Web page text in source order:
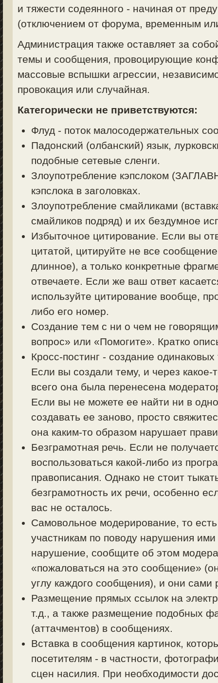
и тяжести содеянного - начиная от
(отключением от форума, временным
Администрация также оставляет за
темы и сообщения, провоцирующие
массовые вспышки агрессии,
провокация или случайная.
Категорически не приветствуются:
Флуд - поток малосодержательных
Падонский (олбанский) язык,
подобные сетевые сленги.
Злоупотребление кэпслоком
кэпслока в заголовках.
Злоупотребление смайликами
смайликов подряд) и их бездумное
Избыточное цитирование. Если вы
цитатой, цитируйте не все
длинное), а только конкретные
отвечаете. Если же ваш ответ
используйте цитирование вообще,
либо его номер.
Создание тем с ни о чем не
вопрос» или «Помогите». Кратко
Кросс-постинг - создание
Если вы создали тему, и через
всего она была перенесена
Если вы не можете ее найти ни в
создавать ее заново, просто
она каким-то образом нарушает
Безграмотная речь. Если не
воспользоваться какой-либо из
правописания. Однако не стоит
безграмотность их речи, особенно
вас не осталось.
Самовольное модерирование, то
участникам по поводу нарушения
нарушение, сообщите об этом
«пожаловаться на это сообщение»
углу каждого сообщения), и они сами
Размещение прямых ссылок на
т.д., а также размещение подобных
(аттачментов) в сообщениях.
Вставка в сообщения картинок,
посетителям - в частности,
сцен насилия. При необходимости